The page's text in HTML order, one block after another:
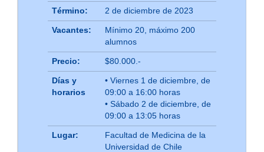
Término: 2 de diciembre de 2023
Vacantes:
Mínimo 20, máximo 200
alumnos
Precio: $80.000.-
Días y
horarios
• Viernes 1 de diciembre, de
09:00 a 16:00 horas
• Sábado 2 de diciembre, de
09:00 a 13:05 horas
Lugar:
Facultad de Medicina de la
Universidad de Chile